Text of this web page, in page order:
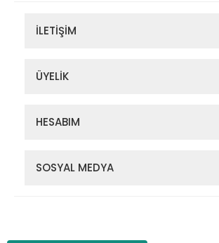
İLETİŞİM
ÜYELİK
HESABIM
SOSYAL MEDYA